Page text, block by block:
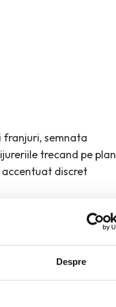
Despre
franjuri, semnata
trecand pe plan
discret